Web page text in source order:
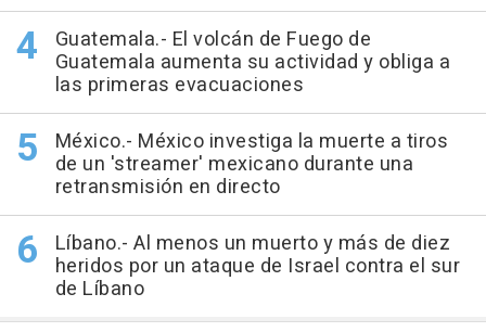
Guatemala.- El volcán de Fuego de
Guatemala aumenta su actividad y obliga a
las primeras evacuaciones
México.- México investiga la muerte a tiros
de un 'streamer' mexicano durante una
retransmisión en directo
Líbano.- Al menos un muerto y más de diez
heridos por un ataque de Israel contra el sur
de Líbano